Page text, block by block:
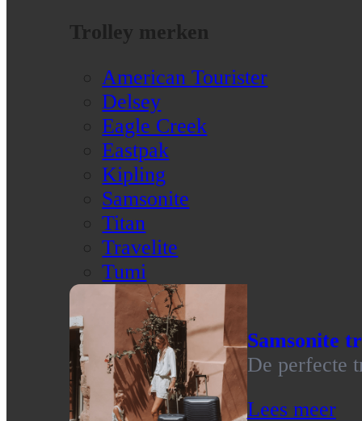
Trolley merken
American Tourister
Delsey
Eagle Creek
Eastpak
Kipling
Samsonite
Titan
Travelite
Tumi
Samsonite
De perfecte
Lees meer